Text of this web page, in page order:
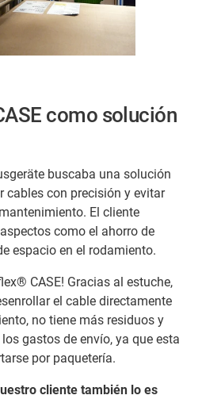
como solución
buscaba una solución
cables con precisión y evitar
El cliente
como el ahorro de
espacio en el rodamiento.
CASE! Gracias al estuche,
el cable directamente
no tiene más residuos y
gastos de envío, ya que esta
por paquetería.
cliente también lo es